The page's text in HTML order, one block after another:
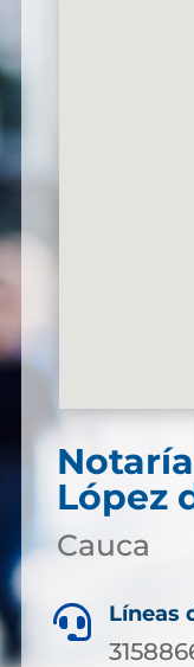
López
Cauca
 Líneas